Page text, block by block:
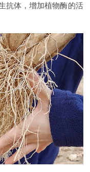
抗体，增加植物酶的活